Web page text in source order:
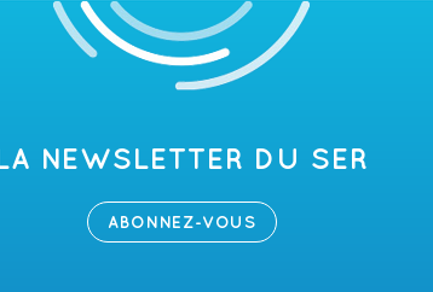
LA NEWSLETTER DU SER
ABONNEZ-VOUS